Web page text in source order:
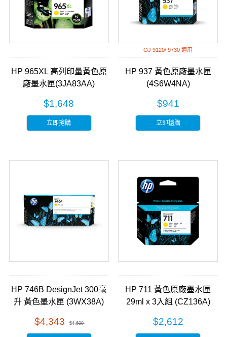
HP 965XL 高列印量黃色原
廠墨水匣(3JA83AA)
$1,648
立即搶購
OJ 9120/ 9730 適用
HP 937 黃色原廠墨水匣
(4S6W4NA)
$941
立即搶購
HP 746B DesignJet 300毫
升 黃色墨水匣 (3WX38A)
$4,343 $4,600
HP 711 黃色原廠墨水匣
29ml x 3入組 (CZ136A)
$2,612